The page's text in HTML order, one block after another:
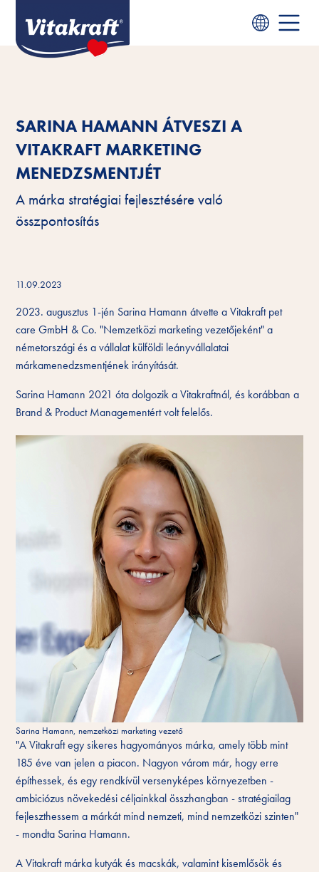
SARINA HAMANN ÁTVESZI A
VITAKRAFT MARKETING
MENEDZSMENTJÉT
A márka stratégiai fejlesztésére való
összpontosítás
11.09.2023
2023. augusztus 1-jén Sarina Hamann átvette a Vitakraft pet
care GmbH & Co. "Nemzetközi marketing vezetőjeként" a
németországi és a vállalat külföldi leányvállalatai
márkamenedzsmentjének irányítását.
Sarina Hamann 2021 óta dolgozik a Vitakraftnál, és korábban a
Brand & Product Managementért volt felelős.
Sarina Hamann, nemzetközi marketing vezető
"A Vitakraft egy sikeres hagyományos márka, amely több mint
185 éve van jelen a piacon. Nagyon várom már, hogy erre
építhessek, és egy rendkívül versenyképes környezetben -
ambiciózus növekedési céljainkkal összhangban - stratégiailag
fejleszthessem a márkát mind nemzeti, mind nemzetközi szinten"
- mondta Sarina Hamann.
A Vitakraft márka kutyák és macskák, valamint kisemlősök és